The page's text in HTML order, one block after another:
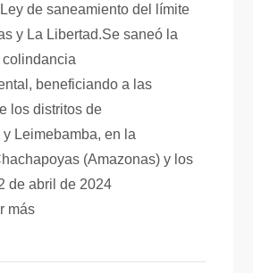
de saneamiento del límite
y La Libertad.Se saneó la
beneficiando a las
los distritos de
Leimebamba, en la
(Amazonas) y los
de abril de 2024
más